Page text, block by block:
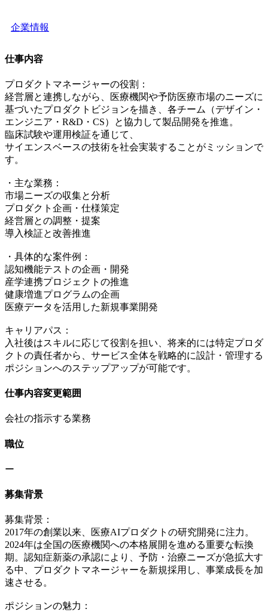
企業情報
仕事内容
プロダクトマネージャーの役割：
経営層と連携しながら、医療機関や予防医療市場のニーズに
基づいたプロダクトビジョンを描き、各チーム（デザイン・
エンジニア・R&D・CS）と協力して製品開発を推進。
臨床試験や運用検証を通じて、
サイエンスベースの技術を社会実装することがミッションで
す。
・主な業務：
市場ニーズの収集と分析
プロダクト企画・仕様策定
経営層との調整・提案
導入検証と改善推進
・具体的な案件例：
認知機能テストの企画・開発
産学連携プロジェクトの推進
健康増進プログラムの企画
医療データを活用した新規事業開発
キャリアパス：
入社後はスキルに応じて役割を担い、将来的には特定プロダ
クトの責任者から、サービス全体を戦略的に設計・管理する
ポジションへのステップアップが可能です。
仕事内容変更範囲
会社の指示する業務
職位
ー
募集背景
募集背景：
2017年の創業以来、医療AIプロダクトの研究開発に注力。
2024年は全国の医療機関への本格展開を進める重要な転換
期。認知症新薬の承認により、予防・治療ニーズが急拡大す
る中、プロダクトマネージャーを新規採用し、事業成長を加
速させる。
ポジションの魅力：